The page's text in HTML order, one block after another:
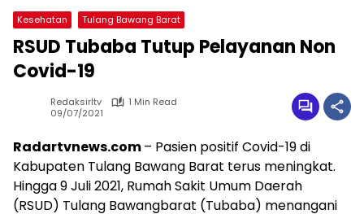
Kesehatan Tulang Bawang Barat
RSUD Tubaba Tutup Pelayanan Non
Covid-19
Redaksirltv
1 Min Read
09/07/2021
Radartvnews.com– Pasien positif Covid-19 di
Kabupaten Tulang Bawang Barat terus meningkat.
Hingga 9 Juli 2021, Rumah Sakit Umum Daerah
(RSUD) Tulang Bawangbarat (Tubaba) menangani